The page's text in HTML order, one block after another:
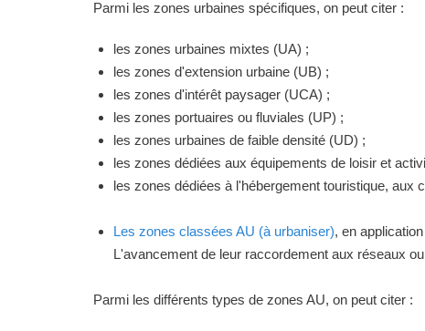
Parmi les zones urbaines spécifiques, on peut citer :
les zones urbaines mixtes (UA) ;
les zones d'extension urbaine (UB) ;
les zones d'intérêt paysager (UCA) ;
les zones portuaires ou fluviales (UP) ;
les zones urbaines de faible densité (UD) ;
les zones dédiées aux équipements de loisir et
les zones dédiées à l'hébergement touristique,
Les zones classées AU (à urbaniser), en
L'avancement de leur raccordement aux réseaux
Parmi les différents types de zones AU, on peut citer :